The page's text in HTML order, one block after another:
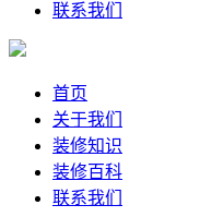
联系我们
首页
关于我们
装修知识
装修百科
联系我们